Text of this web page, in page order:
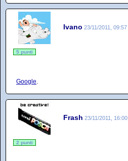
Ivano 23/11/2011, 09:57
5 punti
Google.
Frash 23/11/2011, 16:00
2 punti